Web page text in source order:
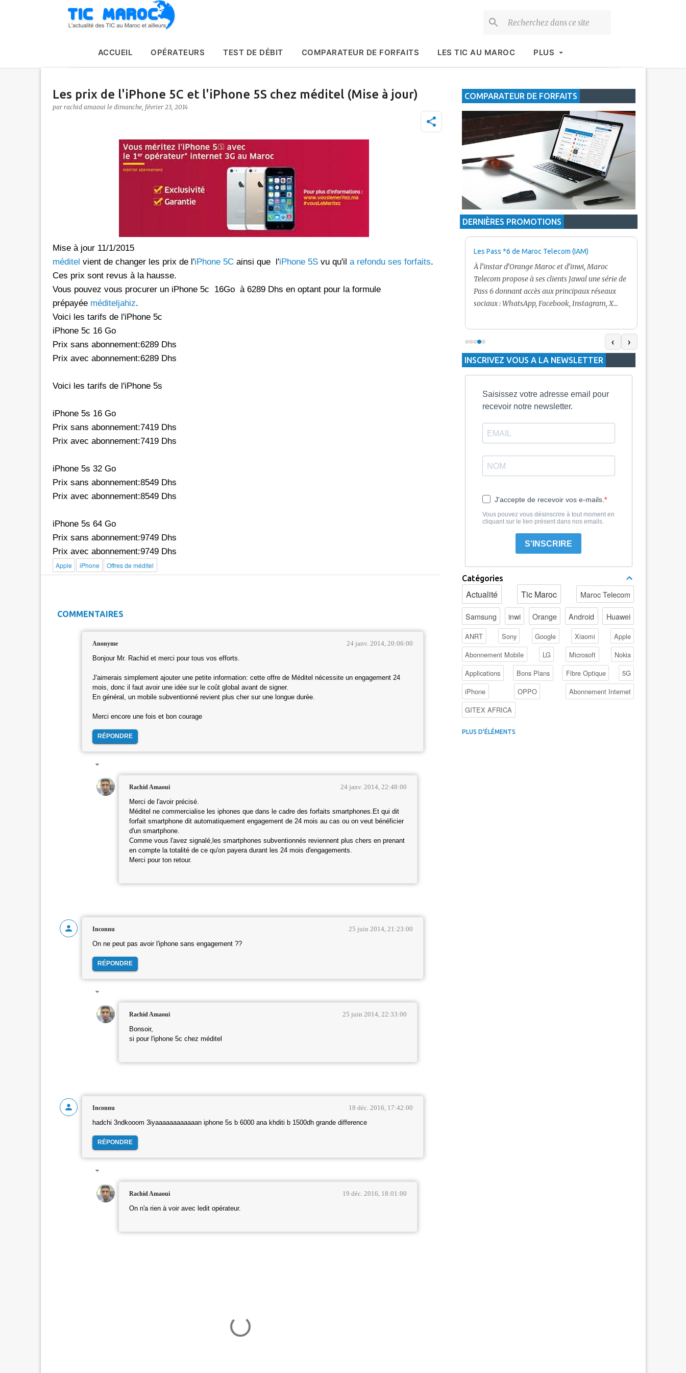
ACCUEIL OPÉRATEURS TEST DE DÉBIT COMPARATEUR DE FORFAITS LES TIC AU MAROC PLUS
Les prix de l'iPhone 5C et l'iPhone 5S chez méditel (Mise à jour)
par rachid amaoui le dimanche, février 23, 2014
Mise à jour 11/1/2015
méditel vient de changer les prix de l'iPhone 5Cainsi que l'iPhone 5Svu qu'il a refondu ses forfaits.
Ces prix sont revus à la hausse.
Vous pouvez vous procurer un iPhone 5c 16Go à 6289 Dhs en optant pour la formule
prépayée méditeljahiz.
Voici les tarifs de l'iPhone 5c
iPhone 5c 16 Go
Prix sans abonnement:6289 Dhs
Prix avec abonnement:6289 Dhs
Voici les tarifs de l'iPhone 5s
iPhone 5s 16 Go
Prix sans abonnement:7419 Dhs
Prix avec abonnement:7419 Dhs
iPhone 5s 32 Go
Prix sans abonnement:8549 Dhs
Prix avec abonnement:8549 Dhs
iPhone 5s 64 Go
Prix sans abonnement:9749 Dhs
Prix avec abonnement:9749 Dhs
Apple iPhone Offres de méditel
COMMENTAIRES
Anonyme 24 janv. 2014, 20:06:00
Bonjour Mr. Rachid et merci pour tous vos efforts.
J'aimerais simplement ajouter une petite information: cette offre de Méditel nécessite un engagement 24
mois, donc il faut avoir une idée sur le coût global avant de signer.
En général, un mobile subventionné revient plus cher sur une longue durée.
Merci encore une fois et bon courage
RÉPONDRE
Rachid Amaoui 24 janv. 2014, 22:48:00
Merci de l'avoir précisé.
Méditel ne commercialise les iphones que dans le cadre des forfaits smartphones.Et qui dit
forfait smartphone dit automatiquement engagement de 24 mois au cas ou on veut bénéficier
d'un smartphone.
Comme vous l'avez signalé,les smartphones subventionnés reviennent plus chers en prenant
en compte la totalité de ce qu'on payera durant les 24 mois d'engagements.
Merci pour ton retour.
Inconnu 25 juin 2014, 21:23:00
On ne peut pas avoir l'iphone sans engagement ??
RÉPONDRE
Rachid Amaoui 25 juin 2014, 22:33:00
Bonsoir,
si pour l'iphone 5c chez méditel
Inconnu 18 déc. 2016, 17:42:00
hadchi 3ndkooom 3iyaaaaaaaaaaaan iphone 5s b 6000 ana khditi b 1500dh grande difference
RÉPONDRE
Rachid Amaoui 19 déc. 2016, 18:01:00
On n'a rien à voir avec ledit opérateur.
COMPARATEUR DE FORFAITS
DERNIÈRES PROMOTIONS
réseaux sociaux avec *6 chez
de 30 Dh donne dorénavant un
réseaux sociaux chez Orange.
d'une offre promotionnelle qui
24 mars 2026, les clients prépayés
peuvent désormais bénéficier
code d'une recharge de 30 Dh
Promotion inwi: L'illimité vers les réseaux sociaux
avec *6
A l'instar de Maroc Telecom et Orange, inwi fait
bénéficier ses clients prépayés d'un accès à
certains réseaux sociaux. A 5 Dh, le client aura
droit à 100 Mo valables vers WhatsApp,
300 Mo pour le Pass de 10 Dh. Notons au
promotionnelle qui prendra fin le 23 mars 2026,
Internet
de ses clients mobiles en prépayé par 25 et ce,
Les Pass *6 de Maroc Telecom (IAM)
À l’instar d’Orange Maroc et d’inwi, Maroc
Telecom propose à ses clients Jawal une série de
Pass 6 donnant accès aux principaux réseaux
sociaux : WhatsApp, Facebook, Instagram, X
5 Dh inclut 100 Mo, le Pass 10 Dh offre 400 Mo,
tandis que les formules à 20 Dh et 30 Dh
proposent respectivement 1 Go et 2 Go. Les
durées de validité sont de 3 jours pour
‹ ›
INSCRIVEZ VOUS A LA NEWSLETTER
Saisissez votre adresse email pour
recevoir notre newsletter.
J'accepte de recevoir vos e-mails.
Vous pouvez vous désinscrire à tout moment en
cliquant sur le lien présent dans nos emails.
S'INSCRIRE
Catégories
Actualité Tic Maroc Maroc Telecom
Samsung inwi Orange Android Huawei
ANRT Sony Google Xiaomi
Apple
Abonnement Mobile
LG Microsoft
Nokia
Applications
Bons Plans Fibre Optique
5G
iPhone
OPPO
Abonnement Internet
GITEX AFRICA
4G au Maroc
PLUS D'ÉLÉMENTS